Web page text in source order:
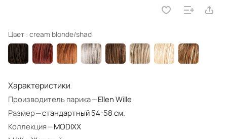
Цвет : cream blonde/shad
Характеристики
Производитель парика—Ellen Wille
Размер—стандартный 54-58 см.
Коллекция—MODIXX